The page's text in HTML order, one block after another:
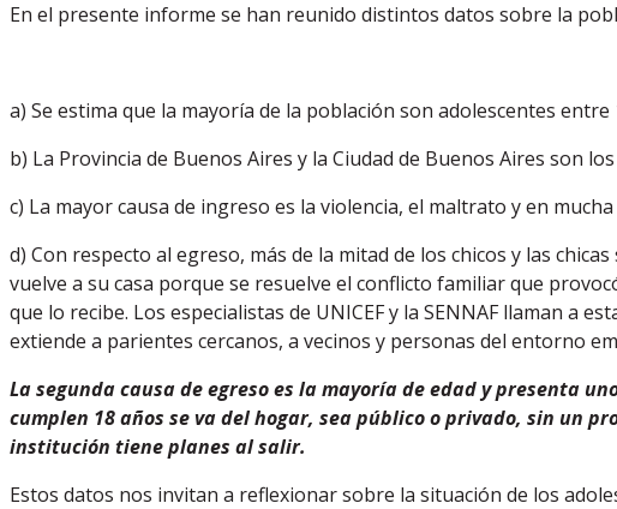
En el presente informe se han reunido distintos datos sobre la
a) Se estima que la mayoría de la población son adolescentes entre
b) La Provincia de Buenos Aires y la Ciudad de Buenos Aires son
c) La mayor causa de ingreso es la violencia, el maltrato y en
d) Con respecto al egreso, más de la mitad de los chicos y las
vuelve a su casa porque se resuelve el conflicto familiar que
que lo recibe. Los especialistas de UNICEF y la SENNAF llaman a
extiende a parientes cercanos, a vecinos y personas del entorno
La segunda causa de egreso es la mayoría de edad y presenta
cumplen 18 años se va del hogar, sea público o privado, sin un
institución tiene planes al salir.
Estos datos nos invitan a reflexionar sobre la situación de los